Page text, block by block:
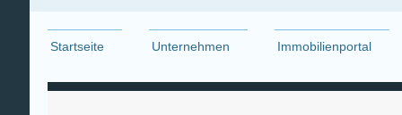
Startseite Unternehmen Immobilienportal